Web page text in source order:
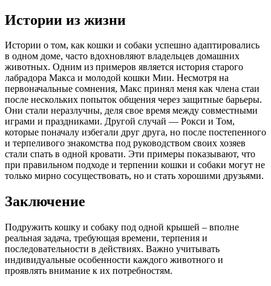
Истории из жизни
Истории о том, как кошки и собаки успешно адаптировались
в одном доме, часто вдохновляют владельцев домашних
животных. Одним из примеров является история старого
лабрадора Макса и молодой кошки Мии. Несмотря на
первоначальные сомнения, Макс принял меня как члена стаи
после нескольких попыток общения через защитные барьеры.
Они стали неразлучны, деля свое время между совместными
играми и праздниками. Другой случай — Рокси и Том,
которые поначалу избегали друг друга, но после постепенного
и терпеливого знакомства под руководством своих хозяев
стали спать в одной кровати. Эти примеры показывают, что
при правильном подходе и терпении кошки и собаки могут не
только мирно сосуществовать, но и стать хорошими друзьями.
Заключение
Подружить кошку и собаку под одной крышей – вполне
реальная задача, требующая времени, терпения и
последовательности в действиях. Важно учитывать
индивидуальные особенности каждого животного и
проявлять внимание к их потребностям.